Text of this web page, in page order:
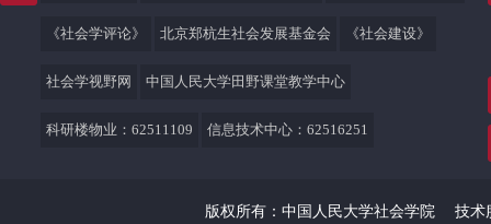
《社会学评论》 北京郑杭生社会发展基金会 《社会建设》
社会学视野网 中国人民大学田野课堂教学中心
科研楼物业：62511109 信息技术中心：62516251
版权所有：中国人民大学社会学院 技术